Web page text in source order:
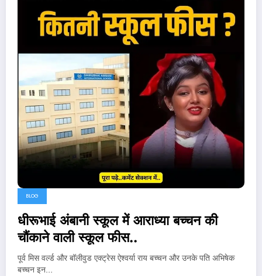
BLOG
धीरूभाई अंबानी स्कूल में आराध्या बच्चन की
चौंकाने वाली स्कूल फीस..
पूर्व मिस वर्ल्ड और बॉलीवुड एक्ट्रेस ऐश्वर्या राय बच्चन और उनके पति अभिषेक
बच्चन इन…